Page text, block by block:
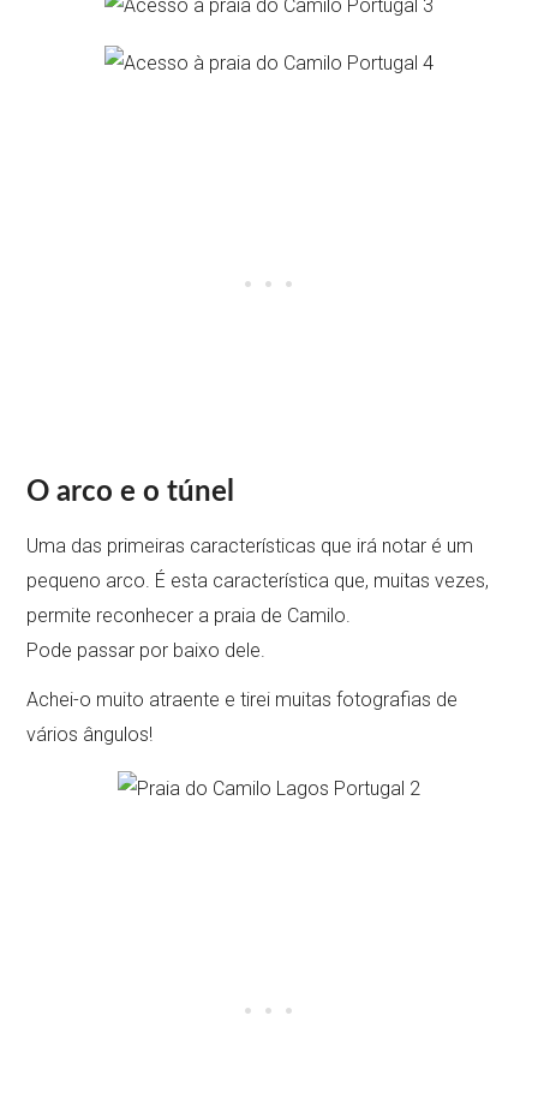
O arco e o túnel
Uma das primeiras características que irá notar é um
pequeno arco. É esta característica que, muitas vezes,
permite reconhecer a praia de Camilo.
Pode passar por baixo dele.
Achei-o muito atraente e tirei muitas fotografias de
vários ângulos!